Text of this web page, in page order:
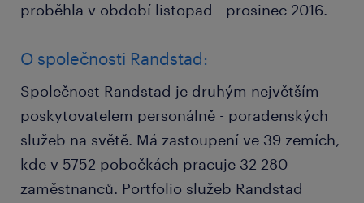
proběhla v období listopad - prosinec 2016.
O společnosti Randstad:
Společnost Randstad je druhým největším
poskytovatelem personálně - poradenských
služeb na světě. Má zastoupení ve 39 zemích,
kde v 5752 pobočkách pracuje 32 280
zaměstnanců. Portfolio služeb Randstad